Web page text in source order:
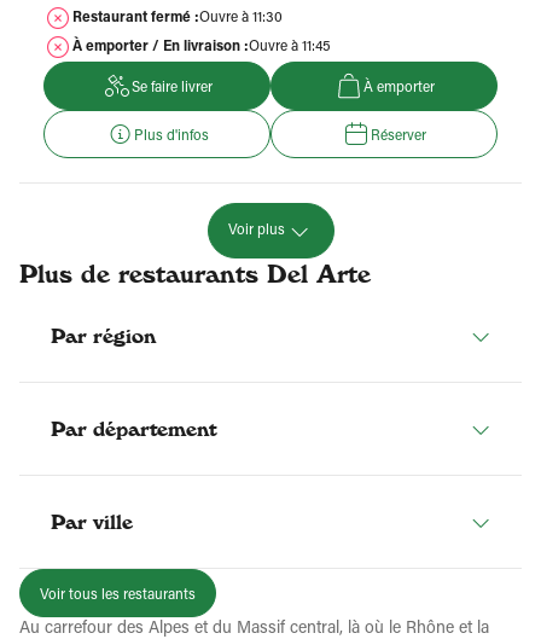
Restaurant fermé :Ouvre à 11:30
À emporter / En livraison :Ouvre à 11:45
Se faire livrer À emporter
Plus d'infos Réserver
Voir plus
Plus de restaurants Del Arte
Par région
Par département
Par ville
Voir tous les restaurants
Au carrefour des Alpes et du Massif central, là où le Rhône et la